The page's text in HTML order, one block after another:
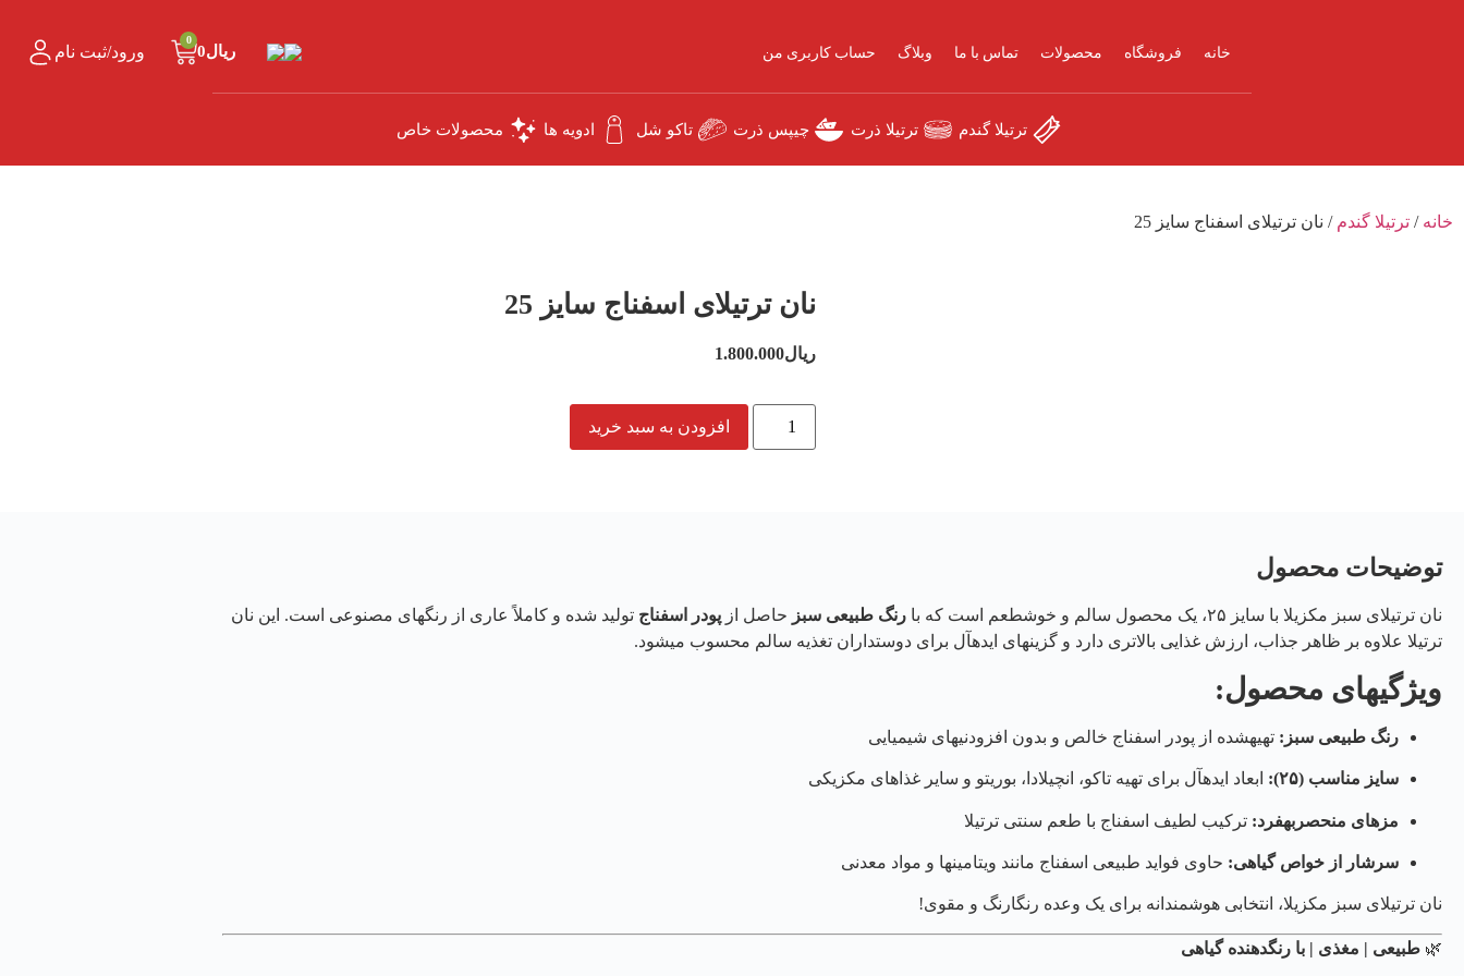
خانه فروشگاه محصولات تماس با ما وبلاگ حساب کاربری من ریال0
0
ورود/ثبت نام
ترتیلا گندم ترتیلا ذرت چیپس ذرت تاکو شل ادویه ها محصولات خاص
خانه / ترتیلا گندم / نان ترتیلای اسفناج سایز 25
نان ترتیلای اسفناج سایز 25
ریال1.800.000
افزودن به سبد خرید
توضیحات محصول
نان ترتیلای سبز مکزیلا با سایز ۲۵، یک محصول سالم و خوشطعم است که با رنگ طبیعی سبز حاصل از پودر اسفناج تولید شده و کاملاً عاری از رنگهای مصنوعی است. این نان
ترتیلا علاوه بر ظاهر جذاب، ارزش غذایی بالاتری دارد و گزینهای ایدهآل برای دوستداران تغذیه سالم محسوب میشود.
ویژگیهای محصول:
رنگ طبیعی سبز: تهیهشده از پودر اسفناج خالص و بدون افزودنیهای شیمیایی
سایز مناسب (۲۵): ابعاد ایدهآل برای تهیه تاکو، انچیلادا، بوریتو و سایر غذاهای مکزیکی
مزهای منحصربهفرد: ترکیب لطیف اسفناج با طعم سنتی ترتیلا
سرشار از خواص گیاهی: حاوی فواید طبیعی اسفناج مانند ویتامینها و مواد معدنی
نان ترتیلای سبز مکزیلا، انتخابی هوشمندانه برای یک وعده رنگارنگ و مقوی!
🌿 طبیعی | مغذی | با رنگدهنده گیاهی